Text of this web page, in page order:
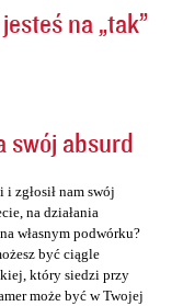
na „tak”
swój absurd
zgłosił nam swój
na działania
własnym podwórku?
być ciągle
który siedzi przy
może być w Twojej